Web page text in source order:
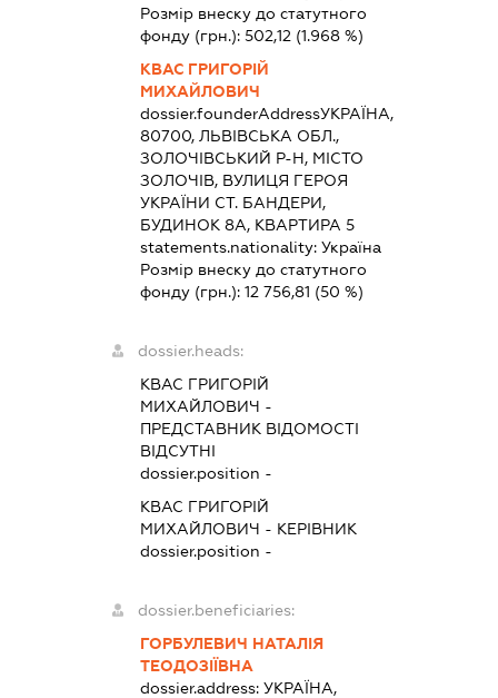
Розмір внеску до статутного
фонду (грн.): 502,12 (1.968 %)
КВАС ГРИГОРІЙ
МИХАЙЛОВИЧ
dossier.founderAddressУКРАЇНА,
80700, ЛЬВІВСЬКА ОБЛ.,
ЗОЛОЧІВСЬКИЙ Р-Н, МІСТО
ЗОЛОЧІВ, ВУЛИЦЯ ГЕРОЯ
УКРАЇНИ СТ. БАНДЕРИ,
БУДИНОК 8А, КВАРТИРА 5
statements.nationality: Україна
Розмір внеску до статутного
фонду (грн.): 12 756,81 (50 %)
dossier.heads:
КВАС ГРИГОРІЙ
МИХАЙЛОВИЧ -
ПРЕДСТАВНИК ВІДОМОСТІ
ВІДСУТНІ
dossier.position -
КВАС ГРИГОРІЙ
МИХАЙЛОВИЧ - КЕРІВНИК
dossier.position -
dossier.beneficiaries:
ГОРБУЛЕВИЧ НАТАЛІЯ
ТЕОДОЗІЇВНА
dossier.address: УКРАЇНА,